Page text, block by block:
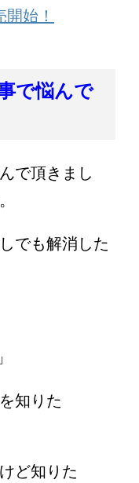
始！
で悩んで
で頂きまし
でも解消した
知りた
ど知りた